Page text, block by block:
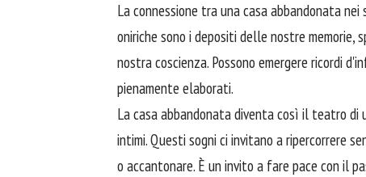
La connessione tra una casa abbandonata nei
oniriche sono i depositi delle nostre
nostra coscienza. Possono emergere ricordi
pienamente elaborati.
La casa abbandonata diventa così il teatro di
intimi. Questi sogni ci invitano a ripercorrere
o accantonare. È un invito a fare pace con il